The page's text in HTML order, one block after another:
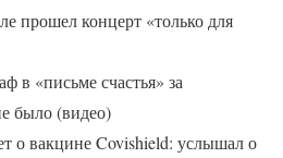
прошел концерт «только для
в «письме счастья» за
было (видео)
о вакцине Covishield: услышал о